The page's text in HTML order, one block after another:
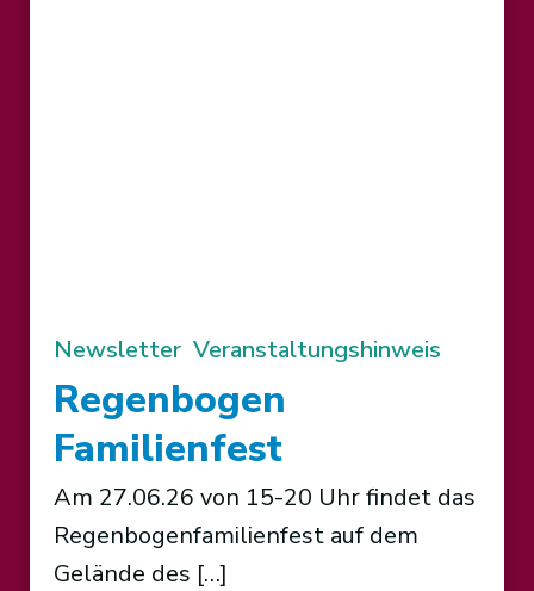
Newsletter Veranstaltungshinweis
Regenbogen
Familienfest
Am 27.06.26 von 15-20 Uhr findet das
Regenbogenfamilienfest auf dem
Gelände des […]